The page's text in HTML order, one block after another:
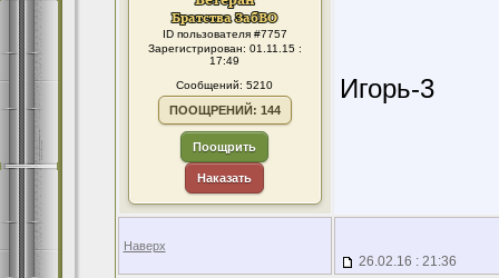
ID пользователя #7757
Зарегистрирован: 01.11.15 :
17:49
Сообщений: 5210
ПООЩРЕНИЙ: 144
Поощрить
Наказать
Игорь-3
Наверх
26.02.16 : 21:36